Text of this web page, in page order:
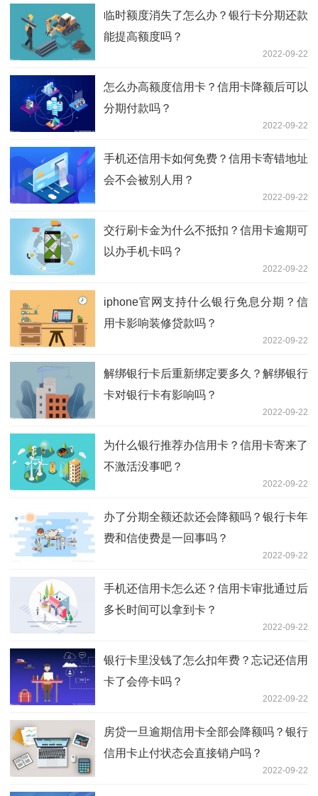
临时额度消失了怎么办？银行卡分期还款
能提高额度吗？
2022-09-22
怎么办高额度信用卡？信用卡降额后可以
分期付款吗？
2022-09-22
手机还信用卡如何免费？信用卡寄错地址
会不会被别人用？
2022-09-22
交行刷卡金为什么不抵扣？信用卡逾期可
以办手机卡吗？
2022-09-22
iphone官网支持什么银行免息分期？信
用卡影响装修贷款吗？
2022-09-22
解绑银行卡后重新绑定要多久？解绑银行
卡对银行卡有影响吗？
2022-09-22
为什么银行推荐办信用卡？信用卡寄来了
不激活没事吧？
2022-09-22
办了分期全额还款还会降额吗？银行卡年
费和信使费是一回事吗？
2022-09-22
手机还信用卡怎么还？信用卡审批通过后
多长时间可以拿到卡？
2022-09-22
银行卡里没钱了怎么扣年费？忘记还信用
卡了会停卡吗？
2022-09-22
房贷一旦逾期信用卡全部会降额吗？银行
信用卡止付状态会直接销户吗？
2022-09-22